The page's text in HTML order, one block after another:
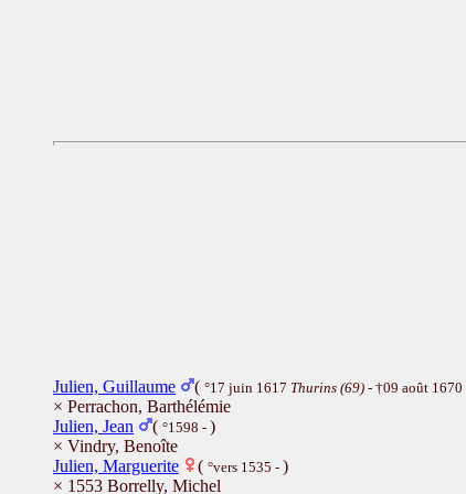
Julien, Guillaume ( °17 juin 1617 Thurins (69) - †09 août 1670
× Perrachon, Barthélémie
Julien, Jean
( °1598 - )
× Vindry, Benoîte
Julien, Marguerite
( °vers 1535 - )
× 1553 Borrelly, Michel